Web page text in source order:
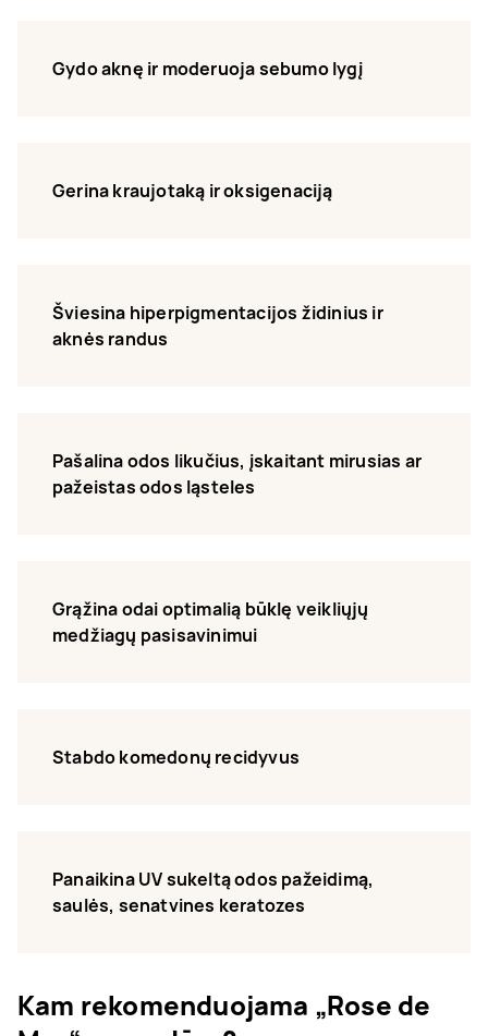
Gydo aknę ir moderuoja sebumo lygį
Gerina kraujotaką ir oksigenaciją
Šviesina hiperpigmentacijos židinius ir
aknės randus
Pašalina odos likučius, įskaitant mirusias ar
pažeistas odos ląsteles
Grąžina odai optimalią būklę veikliųjų
medžiagų pasisavinimui
Stabdo komedonų recidyvus
Panaikina UV sukeltą odos pažeidimą,
saulės, senatvines keratozes
Kam rekomenduojama „Rose de